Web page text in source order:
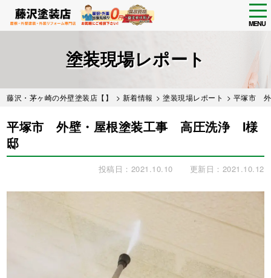
MENU
塗装現場レポート
藤沢・茅ヶ崎の外壁塗装店【】 > 新着情報 >塗装現場レポート > 平塚市
平塚市 外壁・屋根塗装工事 高圧洗浄 I様
邸
投稿日：2021.10.10 更新日：2021.10.12